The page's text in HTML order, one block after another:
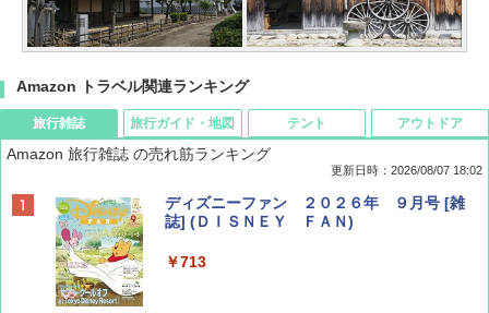
Amazon トラベル関連ランキング
旅行雑誌
Amazon 旅行雑誌 の売れ筋ランキング
更新日時：2026/08/07 18:02
ディズニーファン ２０２６年 ９月号 [雑
誌] (ＤＩＳＮＥＹ ＦＡＮ)
￥713
旅行ガイド・地図 テント アウトドア